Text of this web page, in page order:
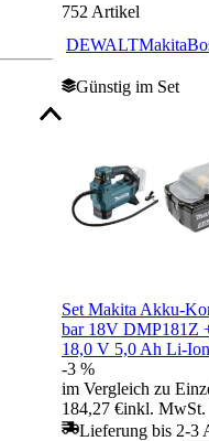
752 Artikel
DEWALTMakita
Günstig im Set
Set Makita Akku-
bar 18V DMP181Z
18,0 V 5,0 Ah Li-
-3 %
im Vergleich zu
184,27 €inkl. MwSt.
Lieferung bis 2-3